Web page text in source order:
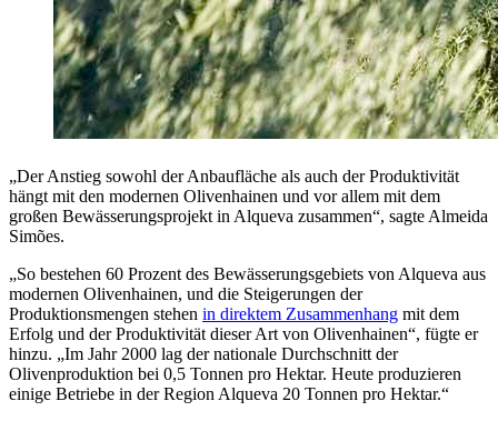
„Der Anstieg sowohl der Anbaufläche als auch der Produktivität
hängt mit den modernen Olivenhainen und vor allem mit dem
großen Bewässerungsprojekt in Alqueva zusammen“, sagte Almeida
Simões.
„So bestehen 60 Prozent des Bewässerungsgebiets von Alqueva aus
modernen Olivenhainen, und die Steigerungen der
Produktionsmengen stehen in direktem Zusammenhang mit dem
Erfolg und der Produktivität dieser Art von Olivenhainen“, fügte er
hinzu. „Im Jahr 2000 lag der nationale Durchschnitt der
Olivenproduktion bei 0,5 Tonnen pro Hektar. Heute produzieren
einige Betriebe in der Region Alqueva 20 Tonnen pro Hektar.“